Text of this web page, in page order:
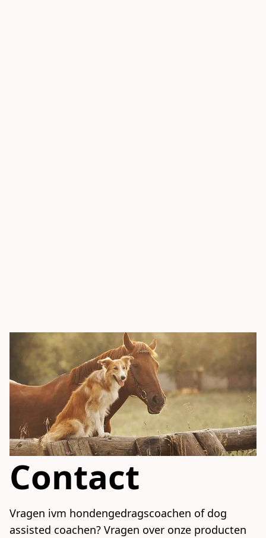
Contact
Vragen ivm hondengedragscoachen of dog
assisted coachen? Vragen over onze producten